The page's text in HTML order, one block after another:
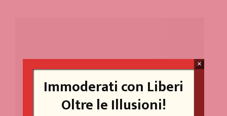
Immoderati con Liberi
Oltre le Illusioni!
×